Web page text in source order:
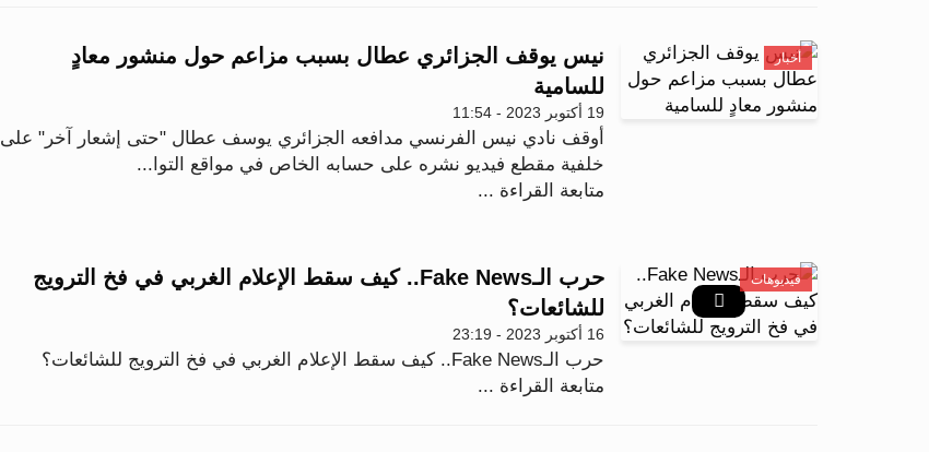
أخبار
نيس يوقف الجزائري عطال بسبب مزاعم حول منشور معادٍ
للسامية
19 أكتوبر 2023 - 11:54
أوقف نادي نيس الفرنسي مدافعه الجزائري يوسف عطال "حتى إشعار آخر" على
خلفية مقطع فيديو نشره على حسابه الخاص في مواقع التوا...
متابعة القراءة ...
فيديوهات
حرب الـFake News.. كيف سقط الإعلام الغربي في فخ الترويج
للشائعات؟
16 أكتوبر 2023 - 23:19
حرب الـFake News.. كيف سقط الإعلام الغربي في فخ الترويج للشائعات؟
متابعة القراءة ...